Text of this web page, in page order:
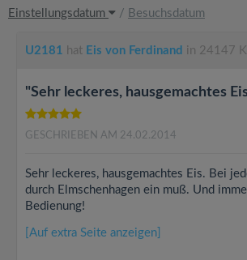
Einstellungsdatum
/ Besuchsdatum
U2181 hat Eis von Ferdinand in 24147
"Sehr leckeres, hausgemachtes
GESCHRIEBEN AM 24.02.2014
Sehr leckeres, hausgemachtes Eis. Bei
durch Elmschenhagen ein muß. Und
Bedienung!
[Auf extra Seite anzeigen]